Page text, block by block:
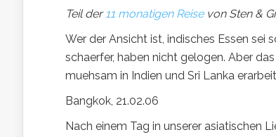
Teil der11 monatigen Reisevon Sten &
Wer der Ansicht ist, indisches Essen sei
schaerfer, haben nicht gelogen. Aber
muehsam in Indien und Sri Lanka
Bangkok, 21.02.06
Nach einem Tag in unserer asiatischen